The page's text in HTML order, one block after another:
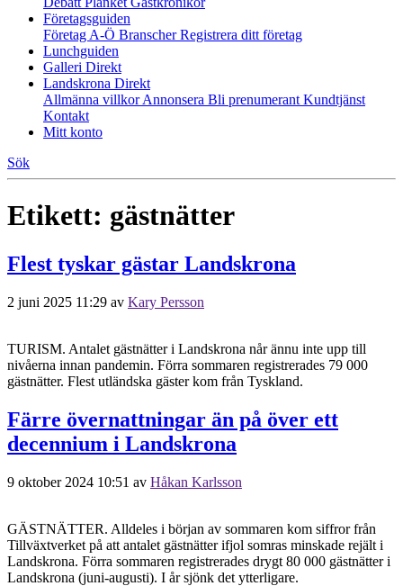
Företagsguiden
Företag A-Ö BranscherRegistrera ditt företag
Lunchguiden
Galleri Direkt
Landskrona Direkt
Allmänna villkorAnnonsera Bli prenumerant Kundtjänst
Kontakt
Mitt konto
Sök
Etikett: gästnätter
Flest tyskar gästar Landskrona
2 juni 2025 11:29 av Kary Persson
TURISM. Antalet gästnätter i Landskrona når ännu inte upp till
nivåerna innan pandemin. Förra sommaren registrerades 79 000
gästnätter. Flest utländska gäster kom från Tyskland.
Färre övernattningar än på över ett
decennium i Landskrona
9 oktober 2024 10:51 av Håkan Karlsson
GÄSTNÄTTER. Alldeles i början av sommaren kom siffror från
Tillväxtverket på att antalet gästnätter ifjol somras minskade rejält i
Landskrona. Förra sommaren registrerades drygt 80 000 gästnätter i
Landskrona (juni-augusti). I år sjönk det ytterligare.